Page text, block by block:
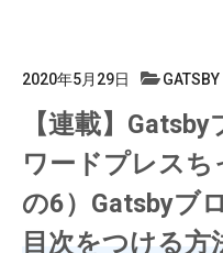
2020年5月29日 GATSBY
【連載】
ワードプレスち
の6）Gatsbyブ
目次をつける方